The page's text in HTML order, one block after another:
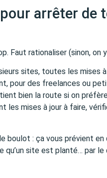
arrêter de
Faut rationaliser (sinon, on
sites, toutes les mises
pour des freelances ou
bien la route si on
les mises à jour à faire,
boulot : ça vous prévient en
qu’un site est planté… par le